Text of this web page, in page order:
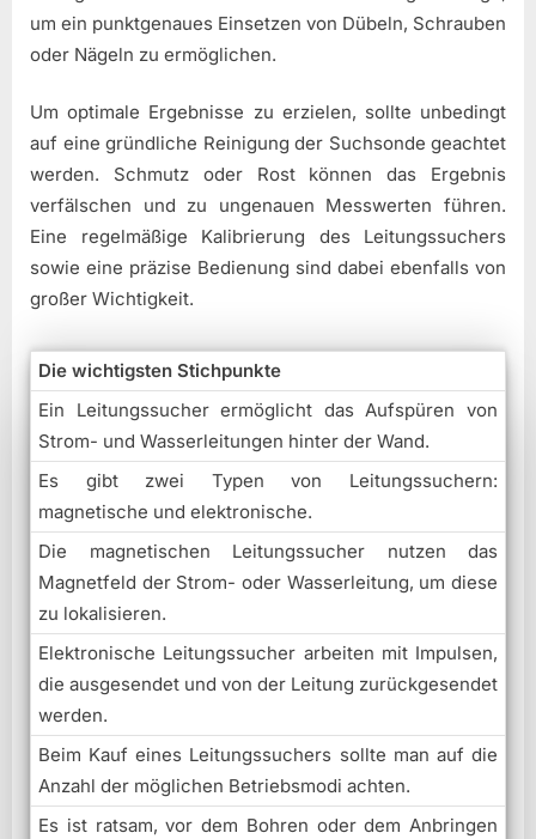
um ein punktgenaues Einsetzen von Dübeln, Schrauben
oder Nägeln zu ermöglichen.
Um optimale Ergebnisse zu erzielen, sollte unbedingt
auf eine gründliche Reinigung der Suchsonde geachtet
werden. Schmutz oder Rost können das Ergebnis
verfälschen und zu ungenauen Messwerten führen.
Eine regelmäßige Kalibrierung des Leitungssuchers
sowie eine präzise Bedienung sind dabei ebenfalls von
großer Wichtigkeit.
Die wichtigsten Stichpunkte
Ein Leitungssucher ermöglicht das Aufspüren von
Strom- und Wasserleitungen hinter der Wand.
Es gibt zwei Typen von Leitungssuchern:
magnetische und elektronische.
Die magnetischen Leitungssucher nutzen das
Magnetfeld der Strom- oder Wasserleitung, um diese
zu lokalisieren.
Elektronische Leitungssucher arbeiten mit Impulsen,
die ausgesendet und von der Leitung zurückgesendet
werden.
Beim Kauf eines Leitungssuchers sollte man auf die
Anzahl der möglichen Betriebsmodi achten.
Es ist ratsam, vor dem Bohren oder dem Anbringen